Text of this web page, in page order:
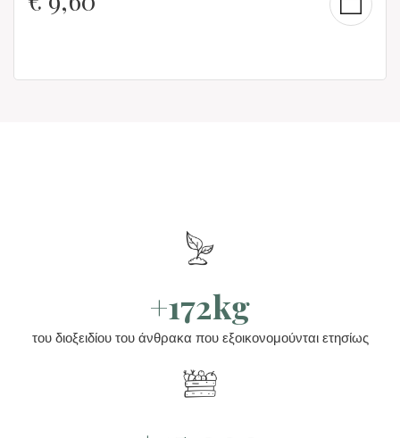
+172kg
του διοξειδίου του άνθρακα που εξοικονομούνται ετησίως